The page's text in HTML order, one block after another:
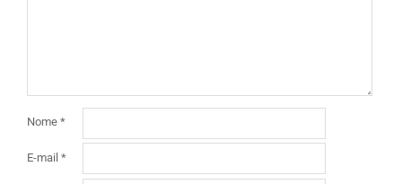
Nome *
E-mail *